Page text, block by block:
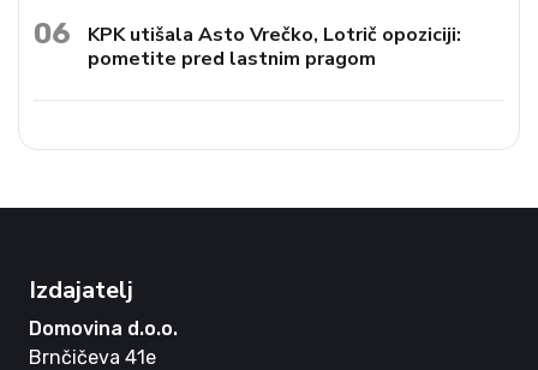
06
KPK utišala Asto Vrečko, Lotrič opoziciji:
pometite pred lastnim pragom
Izdajatelj
Domovina d.o.o.
Brnčičeva 41e